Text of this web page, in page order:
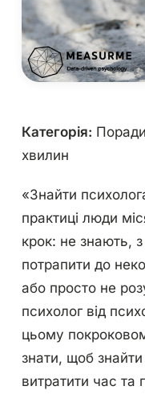
Категорія:
хвилин
«Знайти
практиці люди
крок: не знають,
потрапити до
або просто не
психолог від
цьому
знати, щоб знайти
витратити час та